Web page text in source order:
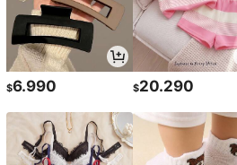
$6.990 $20.290